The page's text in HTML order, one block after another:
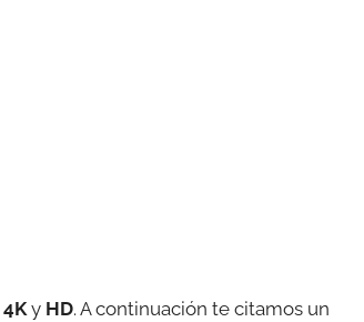
4K y HD. A continuación te citamos un